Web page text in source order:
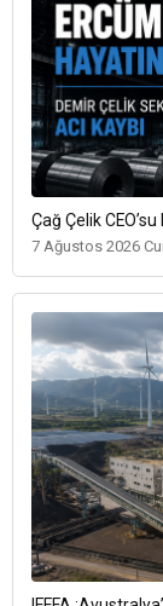
Çağ Çelik
7 Ağustos 2026